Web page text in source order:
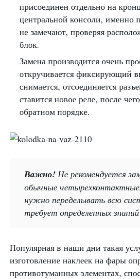
присоединен отдельно на
центральной консоли, именно
не замечают, проверяя
блок.
Замена производится очень
откручивается фиксирующий
снимается, отсоединяется
ставится новое реле, после
обратном порядке.
Важно! Не рекомендуется
обычные
нужно переделывать всю
требует определенных
Популярная в наши дни такая
изготовление наклеек на фары
противотуманных элементах,